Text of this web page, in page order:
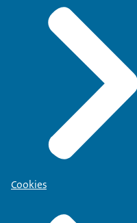
Cookies